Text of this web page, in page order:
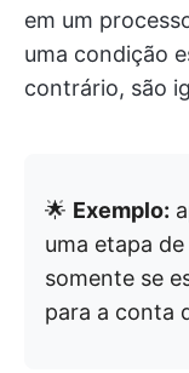
em um
uma condição
contrário, são
🌟 Exemplo:
uma etapa de
somente se
para a conta